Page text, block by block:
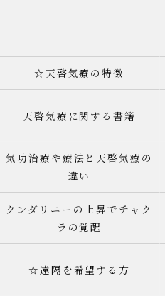
☆天啓気療の特徴
天啓気療に関する書籍
気功治療や療法と天啓気療の
違い
クンダリニーの上昇でチャク
ラの覚醒
☆遠隔を希望する方